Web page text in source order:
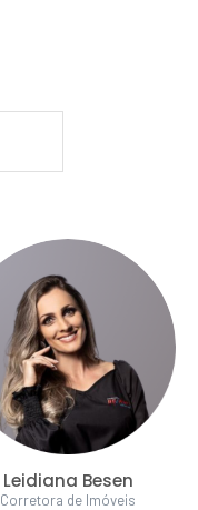
Leidiana Besen
Corretora de Imóveis